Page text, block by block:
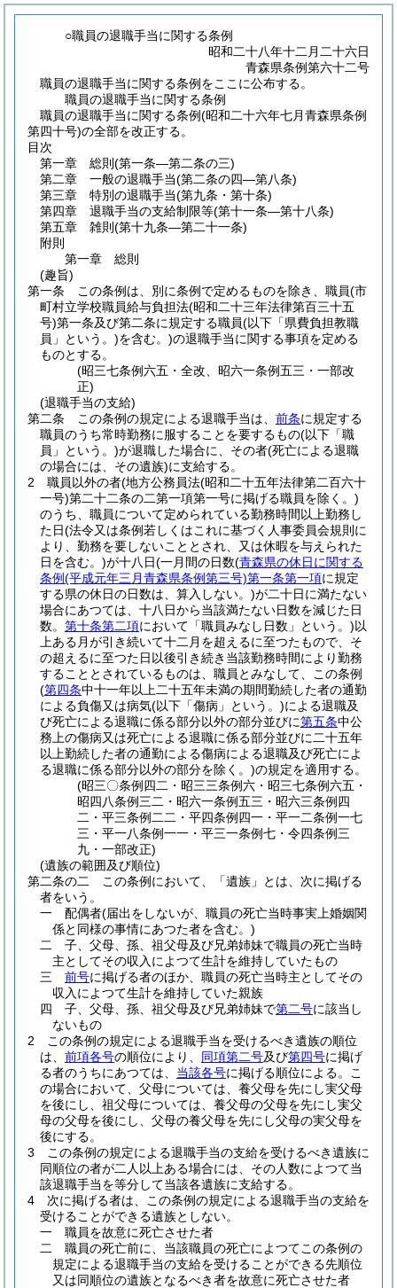
○職員の退職手当に関する条例
昭和二十八年十二月二十六日
青森県条例第六十二号
職員の退職手当に関する条例をここに公布する。
職員の退職手当に関する条例
職員の退職手当に関する条例(昭和二十六年七月青森県条例
第四十号)の全部を改正する。
目次
第一章
総則 (第一条―第二条の三)
第二章
一般の退職手当(第二条の四―第八条)
第三章
特別の退職手当(第九条・第十条)
第四章
退職手当の支給制限等(第十一条―第十八条)
第五章
雑則 (第十九条―第二十一条)
附則
第一章
総則
(趣旨)
第一条
この条例は、別に条例で定めるものを除き、職員(市
町村立学校職員給与負担法(昭和二十三年法律第百三十五
号)第一条及び第二条に規定する職員(以下「県費負担教職
員」という。)を含む。)の退職手当に関する事項を定める
ものとする。
(昭三七条例六五・全改、昭六一条例五三・一部改
正)
(退職手当の支給)
第二条
この条例の規定による退職手当は、 前条に規定する
職員のうち常時勤務に服することを要するもの(以下「職
員」という。)が退職した場合に、その者(死亡による退職
の場合には、その遺族)に支給する。
2
職員以外の者(地方公務員法(昭和二十五年法律第二百六十
一号)第二十二条の二第一項第一号に掲げる職員を除く。)
のうち、職員について定められている勤務時間以上勤務し
た日(法令又は条例若しくはこれに基づく人事委員会規則に
より、勤務を要しないこととされ、又は休暇を与えられた
日を含む。)が十八日(一月間の日数(青森県の休日に関する
条例(平成元年三月青森県条例第三号)第一条第一項に規定
する県の休日の日数は、算入しない。)が二十日に満たない
場合にあつては、十八日から当該満たない日数を減じた日
数。 第十条第二項において「職員みなし日数」という。)以
上ある月が引き続いて十二月を超えるに至つたもので、そ
の超えるに至つた日以後引き続き当該勤務時間により勤務
することとされているものは、職員とみなして、この条例
(第四条中十一年以上二十五年未満の期間勤続した者の通勤
による負傷又は病気(以下「傷病」という。)による退職及
び死亡による退職に係る部分以外の部分並びに第五条中公
務上の傷病又は死亡による退職に係る部分並びに二十五年
以上勤続した者の通勤による傷病による退職及び死亡によ
る退職に係る部分以外の部分を除く。)の規定を適用する。
(昭三〇条例四二・昭三三条例六・昭三七条例六五・
昭四八条例三二・昭六一条例五三・昭六三条例四
二・平三条例二二・平四条例四一・平一二条例一七
三・平一八条例一一・平三一条例七・令四条例三
九・一部改正)
(遺族の範囲及び順位)
第二条の二
この条例において、「遺族」とは、次に掲げる
者をいう。
一
配偶者(届出をしないが、職員の死亡当時事実上婚姻関
係と同様の事情にあつた者を含む。)
二
子、父母、孫、祖父母及び兄弟姉妹で職員の死亡当時
主としてその収入によつて生計を維持していたもの
三
前号に掲げる者のほか、職員の死亡当時主としてその
収入によつて生計を維持していた親族
四
子、父母、孫、祖父母及び兄弟姉妹で第二号に該当し
ないもの
2
この条例の規定による退職手当を受けるべき遺族の順位
は、 前項各号の順位により、 同項第二号及び第四号に掲げ
る者のうちにあつては、 当該各号に掲げる順位による。
こ
の場合において、父母については、養父母を先にし実父母
を後にし、祖父母については、養父母の父母を先にし実父
母の父母を後にし、父母の養父母を先にし父母の実父母を
後にする。
3
この条例の規定による退職手当の支給を受けるべき遺族に
同順位の者が二人以上ある場合には、その人数によつて当
該退職手当を等分して当該各遺族に支給する。
4
次に掲げる者は、この条例の規定による退職手当の支給を
受けることができる遺族としない。
一
職員を故意に死亡させた者
二
職員の死亡前に、当該職員の死亡によつてこの条例の
規定による退職手当の支給を受けることができる先順位
又は同順位の遺族となるべき者を故意に死亡させた者